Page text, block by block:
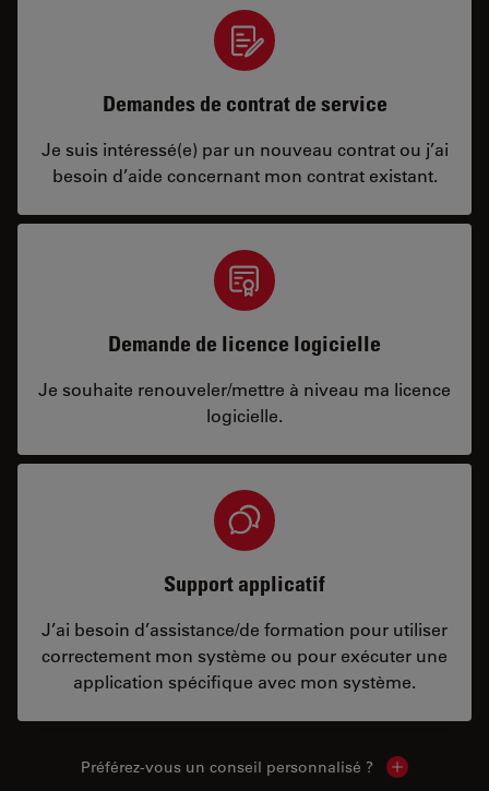
Demandes de contrat de service
Je suis intéressé(e) par un nouveau contrat ou j’ai
besoin d’aide concernant mon contrat existant.
Demande de licence logicielle
Je souhaite renouveler/mettre à niveau ma licence
logicielle.
Support applicatif
J’ai besoin d’assistance/de formation pour utiliser
correctement mon système ou pour exécuter une
application spécifique avec mon système.
Préférez-vous un conseil personnalisé ? Show local